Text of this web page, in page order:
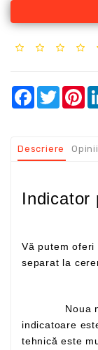
Facebook
Twitter
Descriere
Indicator
Vă putem
separat la
indicatoare este de ultimă tehnologie UV .
tehnică este mult